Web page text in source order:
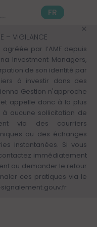
FR
– VIGILANCE
par l’AMF depuis
Investment Managers,
de son identité par
à investir dans des
Gestion n'approche
appelle donc à la plus
aucune sollicitation de
via des courriers
ou des échanges
instantanées. Si vous
immédiatement
ou demander le retour
ces pratiques via le